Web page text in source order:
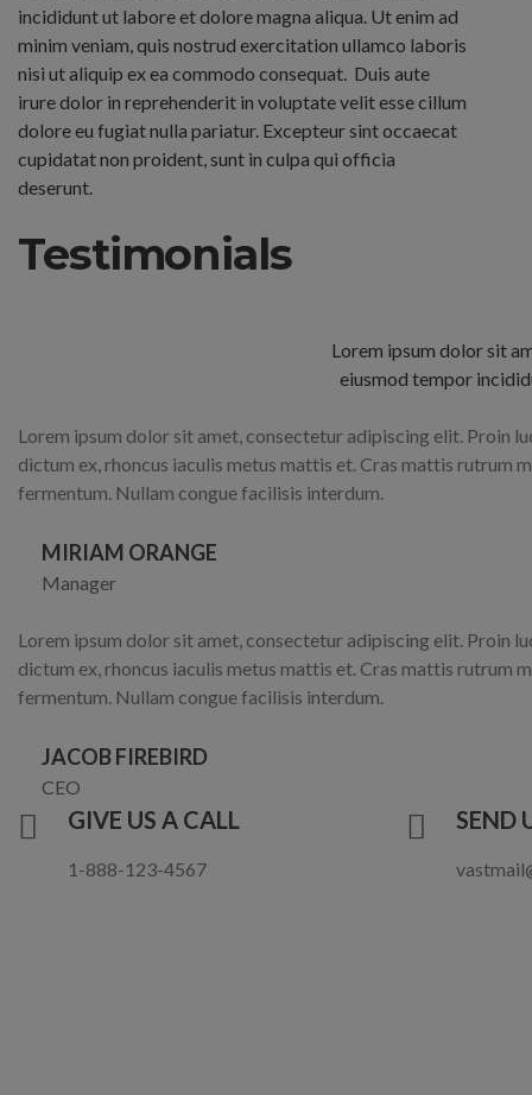
incididunt ut labore et dolore magna aliqua. Ut enim ad
minim veniam, quis nostrud exercitation ullamco laboris
nisi ut aliquip ex ea commodo consequat. Duis aute
irure dolor in reprehenderit in voluptate velit esse cillum
dolore eu fugiat nulla pariatur. Excepteur sint occaecat
cupidatat non proident, sunt in culpa qui officia
deserunt.
Testimonials
Lorem ipsum dolor sit
eiusmod tempor
Lorem ipsum dolor sit amet, consectetur adipiscing elit. Proin
dictum ex, rhoncus iaculis metus mattis et. Cras mattis rutrum
fermentum. Nullam congue facilisis interdum.
MIRIAM ORANGE
Manager
Lorem ipsum dolor sit amet, consectetur adipiscing elit. Proin
dictum ex, rhoncus iaculis metus mattis et. Cras mattis rutrum
fermentum. Nullam congue facilisis interdum.
JACOB FIREBIRD
CEO
GIVE US A CALL
1-888-123-4567
SEND